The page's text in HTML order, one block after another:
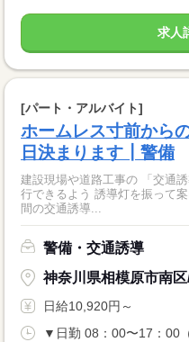
求人
[パート・アルバイト]
ホームレス寸前から
日決まります┃警備
建設現場や道路工事の 「交通誘導」のお
行できるよう 誘導灯を振って案内！ ▼働く現場は... 【住宅
間の交通誘導...
警備・交通誘導
神奈川県相模原市南
日給10,920円～
▼日勤 08：00〜17：00